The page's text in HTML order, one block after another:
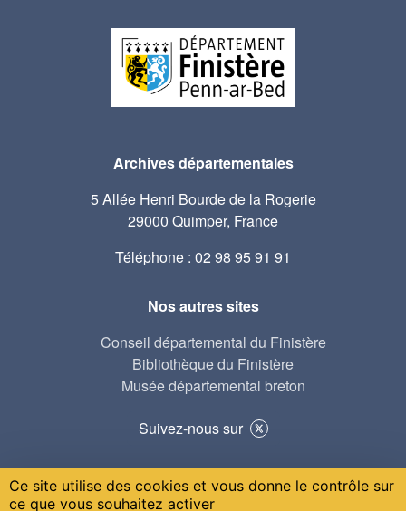
Archives départementales
5 Allée Henri Bourde de la Rogerie
29000 Quimper, France
Téléphone : 02 98 95 91 91
Nos autres sites
Conseil départemental du Finistère
Bibliothèque du Finistère
Musée départemental breton
Suivez-nous sur
© 2021-2024 AD29 réalisé par Serval
Ce site utilise des cookies et vous donne le contrôle sur
ce que vous souhaitez activer